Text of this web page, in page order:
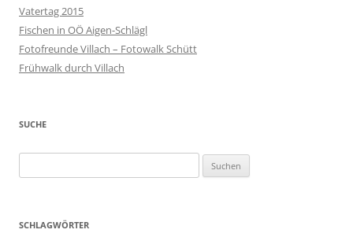
Vatertag 2015
Fischen in OÖ Aigen-Schlägl
Fotofreunde Villach – Fotowalk Schütt
Frühwalk durch Villach
SUCHE
nach:
SCHLAGWÖRTER